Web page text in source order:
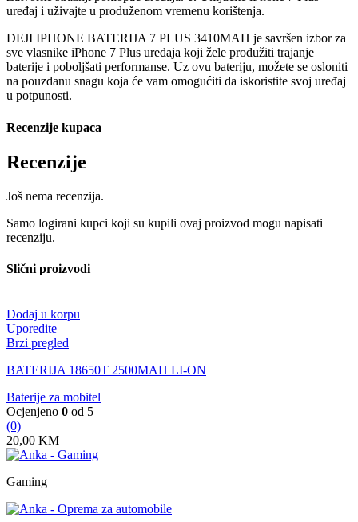
uređaj i uživajte u produženom vremenu korištenja.
DEJI IPHONE BATERIJA 7 PLUS 3410MAH je savršen izbor za
sve vlasnike iPhone 7 Plus uređaja koji žele produžiti trajanje
baterije i poboljšati performanse. Uz ovu bateriju, možete se osloniti
na pouzdanu snagu koja će vam omogućiti da iskoristite svoj uređaj
u potpunosti.
Recenzije kupaca
Recenzije
Još nema recenzija.
Samo logirani kupci koji su kupili ovaj proizvod mogu napisati
recenziju.
Slični proizvodi
Dodaj u korpu
Uporedite
Brzi pregled
BATERIJA 18650T 2500MAH LI-ON
Baterije za mobitel
Ocjenjeno 0 od 5
(0)
20,00 KM
Gaming